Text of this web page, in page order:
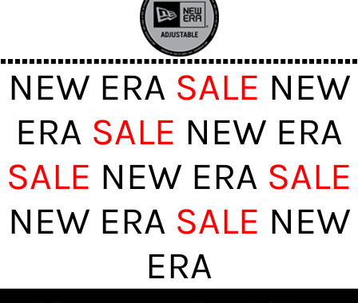
NEW ERA SALE NEW
ERA SALE NEW ERA
SALE NEW ERA SALE
NEW ERA SALE NEW
ERA